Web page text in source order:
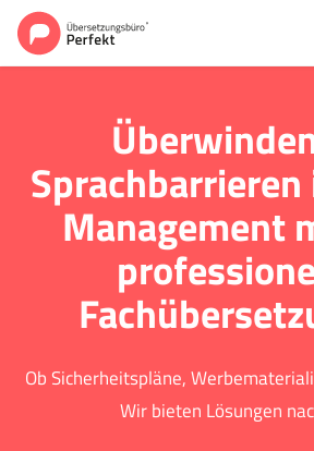
Management
Ob Sicherheitspläne,
Wir bieten Lösungen